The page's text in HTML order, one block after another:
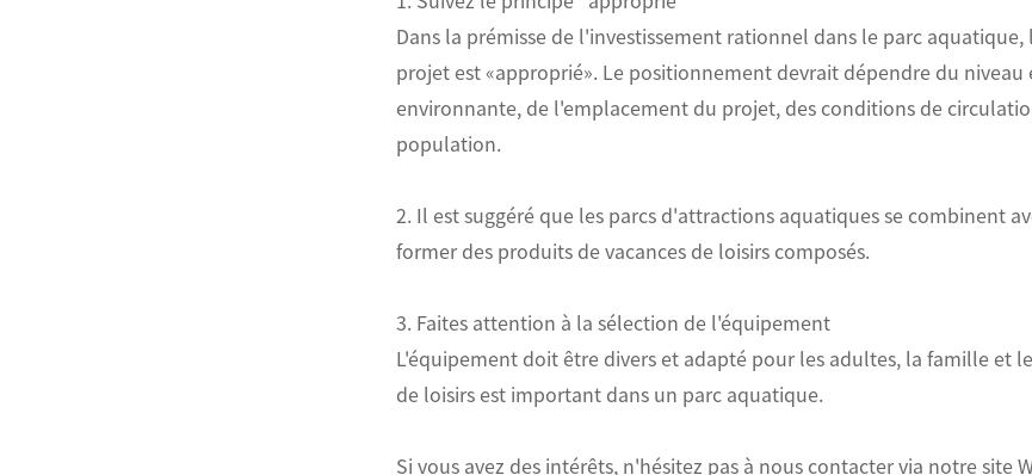
Dans la prémisse de l'investissement rationnel dans le parc
projet est «approprié». Le positionnement devrait dépendre du
environnante, de l'emplacement du projet, des conditions de
population.
2. Il est suggéré que les parcs d'attractions aquatiques se combinent
former des produits de vacances de loisirs composés.
3. Faites attention à la sélection de l'équipement
L'équipement doit être divers et adapté pour les adultes, la famille et
de loisirs est important dans un parc aquatique.
Si vous avez des intérêts, n'hésitez pas à nous contacter via notre